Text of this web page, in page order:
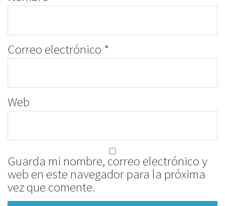
Correo electrónico *
Web
Guarda mi nombre, correo electrónico y
web en este navegador para la próxima
vez que comente.